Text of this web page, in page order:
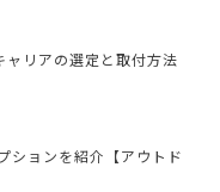
ャリアの選定と取付方法
ションを紹介【アウトド